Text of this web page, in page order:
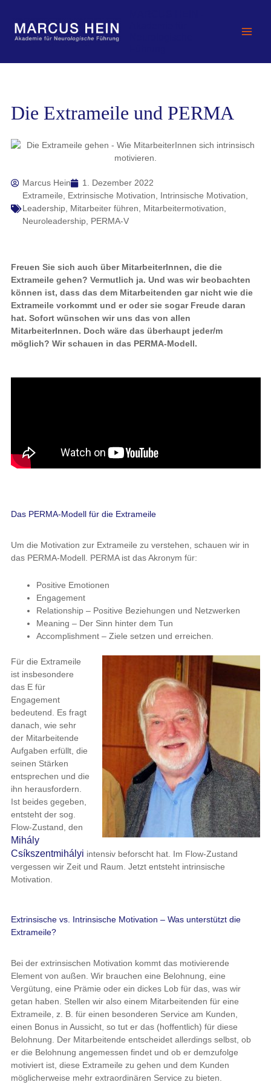
springen
Die Extrameile und PERMA
Marcus Hein
1. Dezember 2022
Extrameile
Extrinsische Motivation Intrinsische Motivation
Leadership, Mitarbeiter führen Mitarbeitermotivation
Neuroleadership, PERMA-V
Freuen Sie sich auch über MitarbeiterInnen, die die
Extrameile gehen? Vermutlich ja. Und was wir beobachten
können ist, dass das dem Mitarbeitenden gar nicht wie die
Extrameile vorkommt und er oder sie sogar Freude daran
hat. Sofort wünschen wir uns das von allen
MitarbeiterInnen. Doch wäre das überhaupt jeder/m
möglich? Wir schauen in das PERMA-Modell.
Das PERMA-Modell für die Extrameile
Um die Motivation zur Extrameile zu verstehen, schauen wir in
das PERMA-Modell. PERMA ist das Akronym für:
Positive Emotionen
Engagement
Relationship – Positive Beziehungen und Netzwerken
Meaning – Der Sinn hinter dem Tun
Accomplishment – Ziele setzen und erreichen.
Für die Extrameile
ist insbesondere
das E für
Engagement
bedeutend. Es fragt
danach, wie sehr
der Mitarbeitende
Aufgaben erfüllt, die
seinen Stärken
entsprechen und die
ihn herausfordern.
Ist beides gegeben,
entsteht der sog.
Flow-Zustand, den
Mihály
Csíkszentmihályi intensiv beforscht hat. Im Flow-Zustand
vergessen wir Zeit und Raum. Jetzt entsteht intrinsische
Motivation.
Extrinsische vs. Intrinsische Motivation – Was unterstützt die
Extrameile?
Bei der extrinsischen Motivation kommt das motivierende
Element von außen. Wir brauchen eine Belohnung, eine
Vergütung, eine Prämie oder ein dickes Lob für das, was wir
getan haben. Stellen wir also einem Mitarbeitenden für eine
Extrameile, z. B. für einen besonderen Service am Kunden,
einen Bonus in Aussicht, so tut er das (hoffentlich) für diese
Belohnung. Der Mitarbeitende entscheidet allerdings selbst, ob
er die Belohnung angemessen findet und ob er demzufolge
motiviert ist, diese Extrameile zu gehen und dem Kunden
möglicherweise mehr extraordinären Service zu bieten.